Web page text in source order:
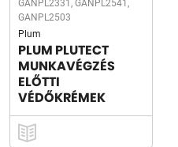
GANPL2503
Plum
PLUM PLUTECT
MUNKAVÉGZÉS
ELŐTTI
VÉDŐKRÉMEK